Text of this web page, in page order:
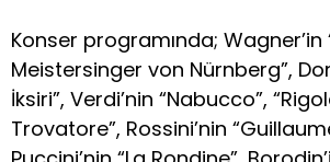
Konser programında; Wagner’in
Meistersinger von Nürnberg”,
İksiri”, Verdi’nin “Nabucco”,
Trovatore”, Rossini’nin